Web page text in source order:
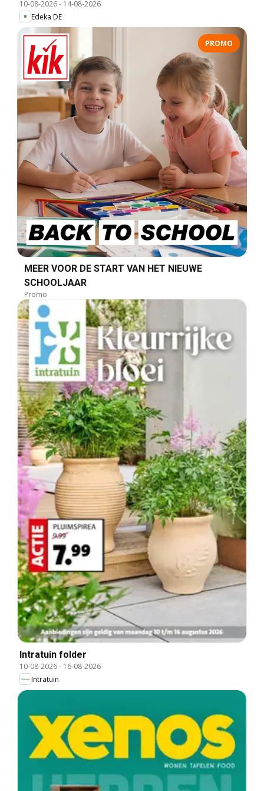
10-08-2026- 14-08-2026
Edeka DE
PROMO
MEER VOOR DE START VAN HET NIEUWE
SCHOOLJAAR
Promo
Intratuin folder
10-08-2026- 16-08-2026
Intratuin